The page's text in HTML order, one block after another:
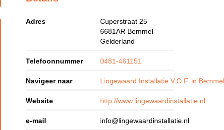
Adres
Cuperstraat 25
6681AR Bemmel
Gelderland
Telefoonnummer 0481-461151
Navigeer naar Lingewaard Installatie V.O.F. in
Website http://www.lingewaardinstallatie.nl
e-mail info@lingewaardinstallatie.nl